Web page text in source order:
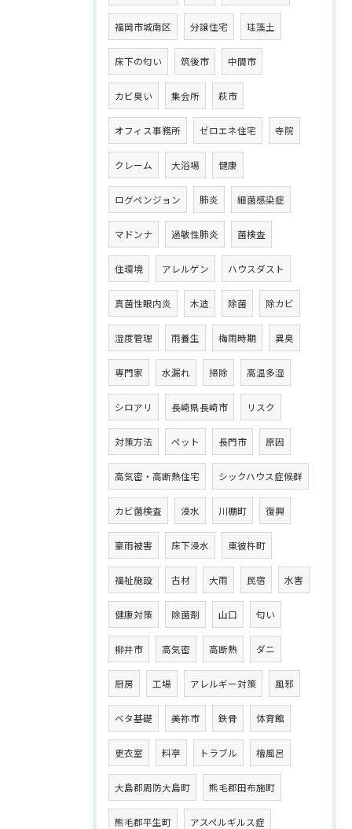
福岡市城南区 分譲住宅 珪藻土
床下の匂い 筑後市 中間市
カビ臭い 集会所 萩市
オフィス事務所 ゼロエネ住宅 寺院
クレーム 大浴場 健康
ログペンジョン 肺炎 細菌感染症
マドンナ 過敏性肺炎 菌検査
住環境 アレルゲン ハウスダスト
真菌性眼内炎 木造 除菌 除カビ
湿度管理 雨養生 梅雨時期 異臭
専門家 水漏れ 掃除 高温多湿
シロアリ 長崎県長崎市 リスク
対策方法 ペット 長門市 原因
高気密・高断熱住宅 シックハウス症候群
カビ菌検査 浸水 川棚町 復興
豪雨被害 床下浸水 東彼杵町
福祉施設 古材 大雨 民宿 水害
健康対策 除菌剤 山口 匂い
柳井市 高気密 高断熱 ダニ
厨房 工場 アレルギー対策 風邪
ベタ基礎 美祢市 鉄骨 体育館
更衣室 料亭 トラブル 檜風呂
大島郡周防大島町 熊毛郡田布施町
熊毛郡平生町 アスペルギルス症